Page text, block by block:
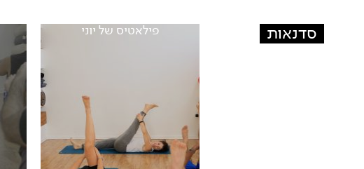
סדנאות פילאטיס של יוני